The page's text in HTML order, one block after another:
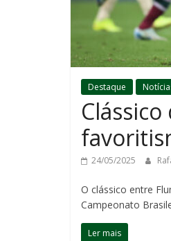
Destaque
24/05/2025
O clássico entre
Campeonato
Ler mais